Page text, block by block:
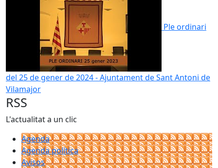
Ple ordinari
del 25 de gener de 2024 - Ajuntament de Sant Antoni de
Vilamajor
RSS
L'actualitat a un clic
Agenda
Agenda política
Avisos